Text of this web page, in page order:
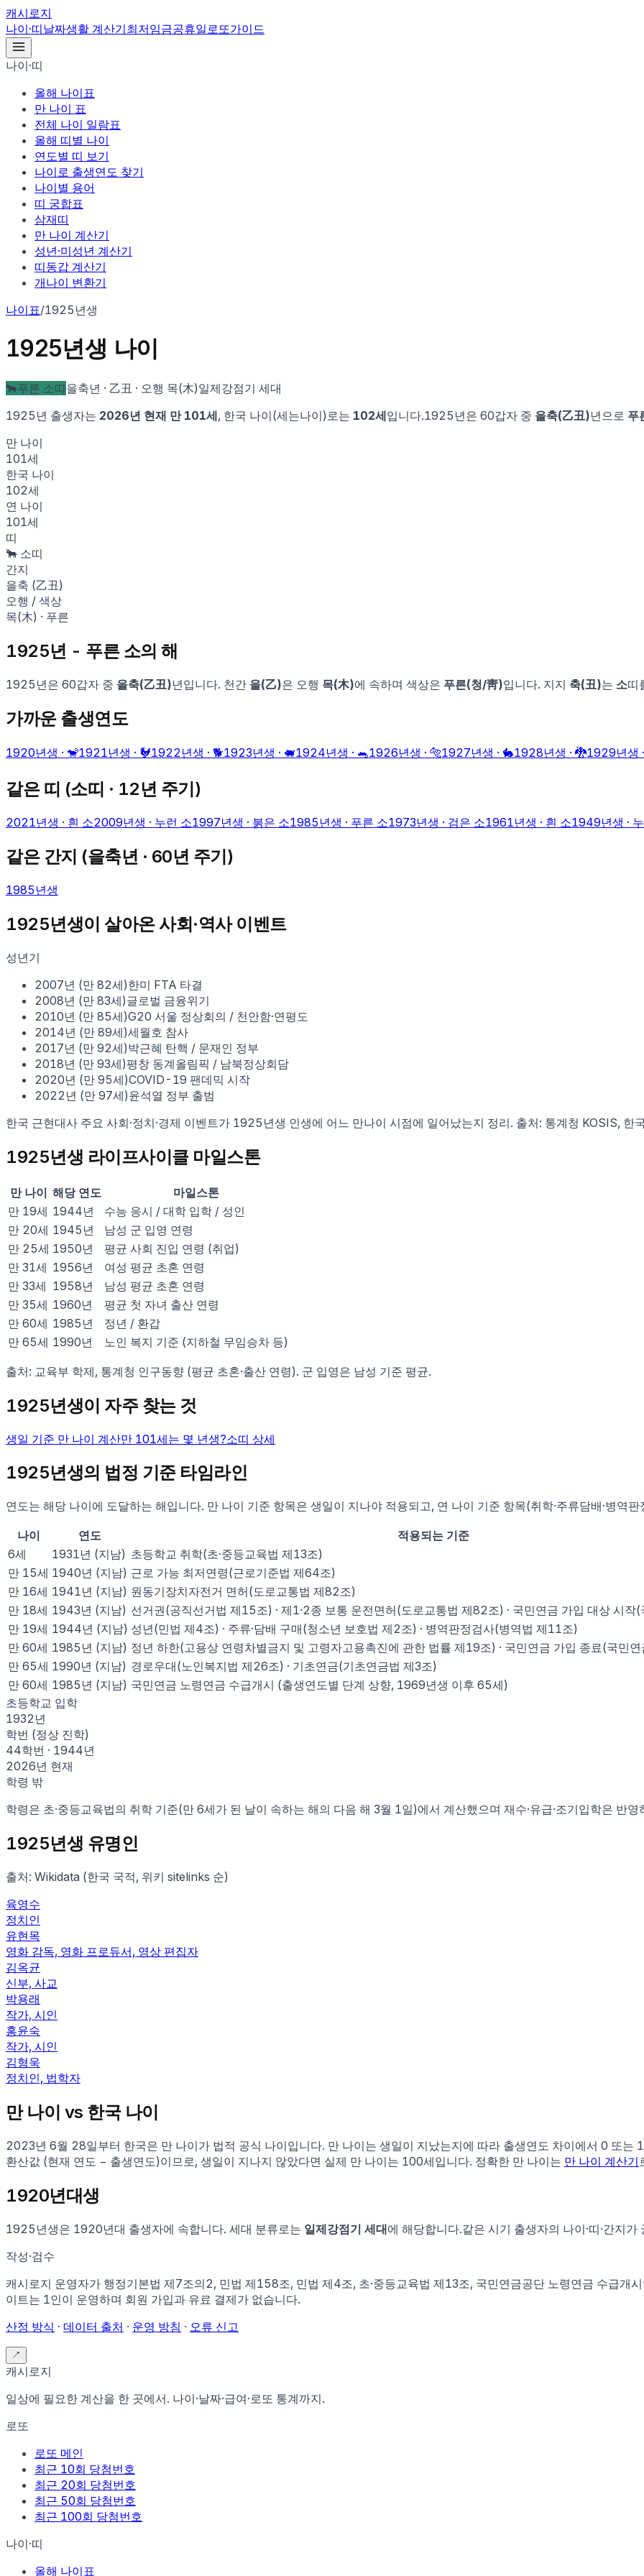
캐시로지
나이·띠날짜생활 계산기최저임금공휴일로또가이드
나이·띠
올해 나이표
만 나이 표
전체 나이 일람표
올해 띠별 나이
연도별 띠 보기
나이로 출생연도 찾기
나이별 용어
띠 궁합표
삼재띠
만 나이 계산기
성년·미성년 계산기
띠동갑 계산기
개나이 변환기
나이표/1925년생
1925년생 나이
🐂푸른 소띠을축년 · 乙丑 · 오행 목(木)일제강점기 세대
1925 년 출생자는 2026년 현재 만 101세, 한국 나이(세는나이)로는 102세입니다.1925 년은 60갑자 중 을축(乙丑)년으로 푸
만 나이
101세
한국 나이
102세
연 나이
101세
띠
🐂 소띠
간지
을축 (乙丑 )
오행 / 색상
목(木) · 푸른
1925년 - 푸른 소의 해
1925 년은 60갑자 중 을축(乙丑)년입니다. 천간 을(乙)은 오행 목(木)에 속하며 색상은 푸른(청/靑)입니다. 지지 축(丑)는 소띠
가까운 출생연도
1920년생 · 🐒1921년생 · 🐓1922 년생 · 🐕1923년생 · 🐖1924년생 · 🐀1926년생 · 🐅1927년생 · 🐇1928년생 · 🐉1929년생 ·
같은 띠 (소띠 · 12년 주기)
2021년생 · 흰 소2009년생 · 누런 소1997년생 · 붉은 소1985 년생 · 푸른 소1973년생 · 검은 소1961년생 · 흰 소1949년생 ·
같은 간지 (을축년 · 60년 주기)
1985 년생
1925년생이 살아온 사회·역사 이벤트
성년기
2007년 (만 82세)한미 FTA 타결
2008년 (만 83세)글로벌 금융위기
2010년 (만 85세)G20 서울 정상회의 / 천안함·연평도
2014년 (만 89세)세월호 참사
2017년 (만 92세)박근혜 탄핵 / 문재인 정부
2018년 (만 93세)평창 동계올림픽 / 남북정상회담
2020년 (만 95세)COVID-19 팬데믹 시작
2022 년 (만 97세)윤석열 정부 출범
한국 근현대사 주요 사회·정치·경제 이벤트가 1925 년생 인생에 어느 만나이 시점에 일어났는지 정리. 출처: 통계청 KOSIS, 한
1925년생 라이프사이클 마일스톤
만 나이 해당 연도
마일스톤
만 19세 1944년
수능 응시 / 대학 입학 / 성인
만 20세 1945 년
남성 군 입영 연령
만 25세 1950년
평균 사회 진입 연령 (취업)
만 31세 1956년
여성 평균 초혼 연령
만 33세 1958년
남성 평균 초혼 연령
만 35세 1960년
평균 첫 자녀 출산 연령
만 60세 1985 년
정년 / 환갑
만 65세 1990년 노인 복지 기준 (지하철 무임승차 등)
출처: 교육부 학제, 통계청 인구동향 (평균 초혼·출산 연령). 군 입영은 남성 기준 평균.
1925년생이 자주 찾는 것
생일 기준 만 나이 계산만 101세는 몇 년생?소띠 상세
1925년생의 법정 기준 타임라인
연도는 해당 나이에 도달하는 해입니다. 만 나이 기준 항목은 생일이 지나야 적용되고, 연 나이 기준 항목(취학·주류담배·병역
나이 연도
적용되는 기준
6세 1931년 (지남) 초등학교 취학(초·중등교육법 제13조)
만 15세 1940년 (지남) 근로 가능 최저연령(근로기준법 제64조)
만 16세 1941년 (지남) 원동기장치자전거 면허(도로교통법 제82조)
만 18세 1943년 (지남) 선거권(공직선거법 제15조) · 제1·2종 보통 운전면허(도로교통법 제82조) · 국민연금 가입 대상 시작
만 19세 1944년 (지남) 성년(민법 제4조) · 주류·담배 구매(청소년 보호법 제2조) · 병역판정검사(병역법 제11조)
만 60세 1985 년 (지남) 정년 하한(고용상 연령차별금지 및 고령자고용촉진에 관한 법률 제19조) · 국민연금 가입 종료(국민
만 65세 1990년 (지남) 경로우대(노인복지법 제26조) · 기초연금(기초연금법 제3조)
만 60세 1985 년 (지남) 국민연금 노령연금 수급개시 (출생연도별 단계 상향, 1969년생 이후 65세)
초등학교 입학
1932 년
학번 (정상 진학)
44학번 · 1944년
2026년 현재
학령 밖
학령은 초·중등교육법의 취학 기준(만 6세가 된 날이 속하는 해의 다음 해 3월 1일)에서 계산했으며 재수·유급·조기입학은 반영
1925년생 유명인
출처: Wikidata (한국 국적, 위키 sitelinks 순)
육영수
정치인
유현목
영화 감독, 영화 프로듀서, 영상 편집자
김옥균
신부, 사교
박용래
작가, 시인
홍윤숙
작가, 시인
김형욱
정치인, 법학자
만 나이 vs 한국 나이
2023년 6월 28일부터 한국은 만 나이가 법적 공식 나이입니다. 만 나이는 생일이 지났는지에 따라 출생연도 차이에서 0 또는
환산값 (현재 연도 − 출생연도)이므로, 생일이 지나지 않았다면 실제 만 나이는 100세입니다. 정확한 만 나이는 만 나이 계산기
1920년대생
1925 년생은 1920년대 출생자에 속합니다. 세대 분류로는 일제강점기 세대에 해당합니다.같은 시기 출생자의 나이·띠·간지
작성·검수
캐시로지 운영자가 행정기본법 제7조의2, 민법 제158조, 민법 제4조, 초·중등교육법 제13조, 국민연금공단 노령연금 수급개시
이트는 1인이 운영하며 회원 가입과 유료 결제가 없습니다.
산정 방식 · 데이터 출처 · 운영 방침 · 오류 신고
↗
캐시로지
일상에 필요한 계산을 한 곳에서. 나이·날짜·급여·로또 통계까지.
로또
로또 메인
최근 10회 당첨번호
최근 20회 당첨번호
최근 50회 당첨번호
최근 100회 당첨번호
나이·띠
올해 나이표